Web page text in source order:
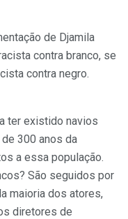
de Djamila
contra branco, se
contra negro.
ter existido navios
300 anos da
a essa população.
São seguidos por
maioria dos atores,
diretores de